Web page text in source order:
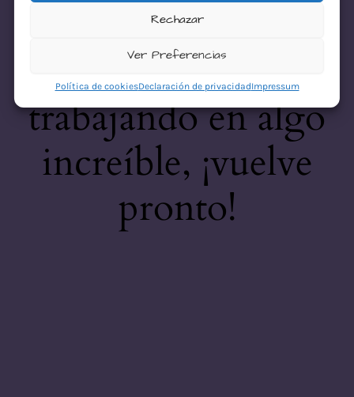
Rechazar
Ver Preferencias
Política de cookiesDeclaración de privacidadImpressum
¡Disculpa este
desastre! Estamos
trabajando en algo
increíble, ¡vuelve
pronto!